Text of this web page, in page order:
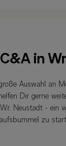
in
Auswahl an
Dir gerne
Neustadt - ein
zu